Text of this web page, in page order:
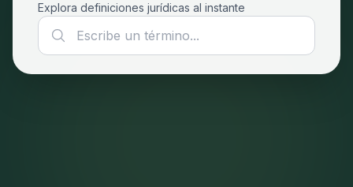
Explora definiciones jurídicas al instante